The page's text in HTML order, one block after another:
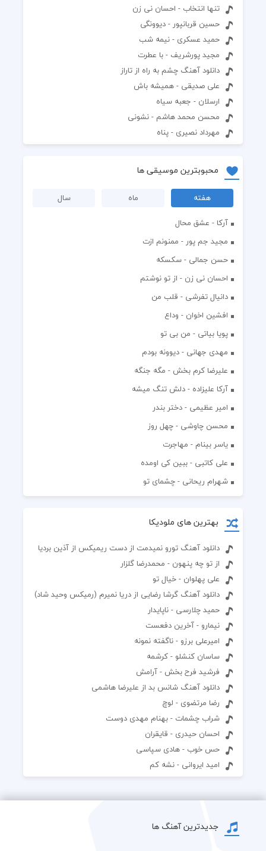
تنها انتخاب - احسان نی زن
حسین قربانپور - دیوونگی
حمید عسکری - نیمه شب
مجید پورشریف - با عطرت
دانلود آهنگ چشم به راه از تاراز
علی صدیقی - همیشه باش
ارسلان - جعبه سیاه
محسن محمد هاشم - نشونی
مهرداد نصیری - پناه
محبوبترین موسیقی ها
هفته ماه
سال
آرکا - عشق محال
مجید جم پور - ممنونم ازت
حسن جمالی - سکسکه
احسان نی زن - از تو نوشتم
دانیال تفرشی - قلب من
افشين اخوان - وداع
پویا بیاتی - من بی تو
مهدی جهانی - دیوونه بودم
علیرضا کرم بخش - مگه جنگه
آرکا علیزاده - دلش تنگ میشه
امیر عظیمی - دختر بندر
محسن چاوشی - چهل روز
یاسر بینام - مهاجرت
علی کاتبی - ببین کی اومده
شهرام ریحانی - چشمای تو
بهترین های ملودیکا
دانلود آهنگ تورو نمیدمت از دست ریمیکس از آذین بردیا
از تو چه پنهون - محمدرضا گلزار
علی پهلوان - خیال تو
دانلود آهنگ گرشا رضایی از دریا نمیرم (رمیکس وحید شاد)
حمید چلارسی - ناپایدار
نیمارو - آخرین دفعست
امیرعلی برزو - ناگفته نمونه
ساسان کنشلو - کرشمه
فرشید فرح بخش - آرامش
دانلود آهنگ شانس بد از علیرضا هاشمی
رضا مرتضوی - لوچ
شراب چشمات - بهنام مهدی دوست
احسان حیدری - قایقران
حس خوب - هادی سپاسی
امید ایروانی - نشه کم
جدیدترین آهنگ ها